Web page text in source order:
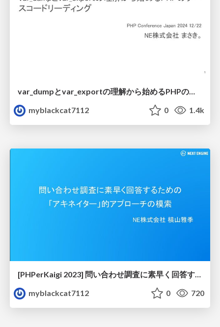
myblackcat7112
0 1.4k
[PHPerKaigi 2023] 問い合わせ調査に素早く回答するための「アキネイター」的アプローチの模索
myblackcat7112
0 720